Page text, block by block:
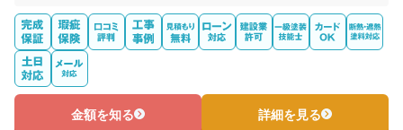
金額を知る 詳細を見る